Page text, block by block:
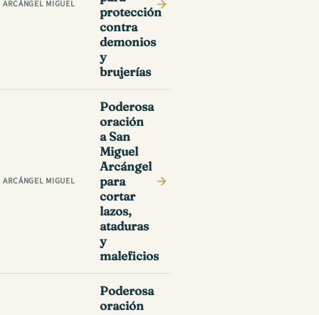
ARCÁNGEL MIGUEL
protección
contra
demonios
y
brujerías
ARCÁNGEL MIGUEL
Poderosa
oración
a San
Miguel
Arcángel
para
cortar
lazos,
ataduras
y
maleficios
Poderosa
oración